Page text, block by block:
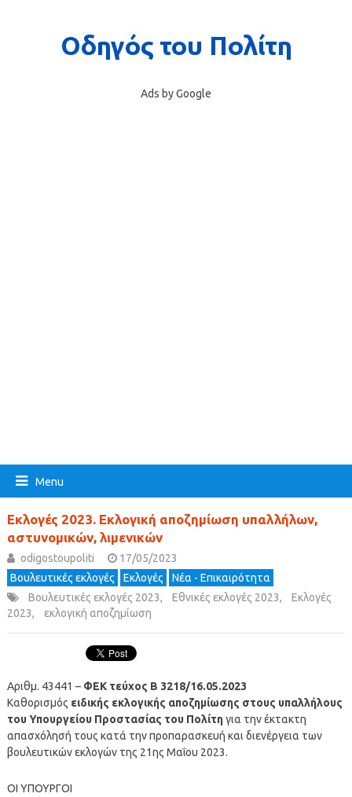
Ads by Google
Menu
Εκλογές 2023. Εκλογική αποζημίωση υπαλλήλων,
αστυνομικών, λιμενικών
odigostoupoliti
17/05/2023
Βουλευτικές εκλογές
Εκλογές
Νέα - Επικαιρότητα
Βουλευτικές εκλογές 2023, Εθνικές εκλογές 2023,
Εκλογές
2023, εκλογική αποζημίωση
Αριθμ. 43441 – ΦΕΚ τεύχος Β 3218/16.05.2023
Καθορισμός ειδικής εκλογικής αποζημίωσης στους υπαλλήλους
του Υπουργείου Προστασίας του Πολίτηγια την έκτακτη
απασχόλησή τους κατά την προπαρασκευή και διενέργεια των
βουλευτικών εκλογών της 21ης Μαΐου 2023.
ΟΙ ΥΠΟΥΡΓΟΙ